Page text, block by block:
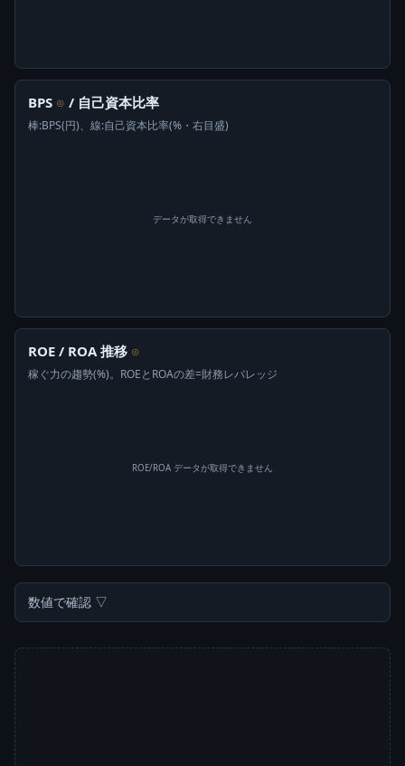
BPS ⊙ / 自己資本比率
棒:BPS(円)、線:自己資本比率(%・右目盛)
データが取得できません
ROE / ROA 推移 ⊙
稼ぐ力の趨勢(%)。ROEとROAの差=財務レバレッジ
ROE/ROA データが取得できません
数値で確認 ▽